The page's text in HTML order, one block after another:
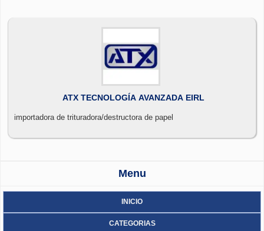
ATX TECNOLOGÍA AVANZADA EIRL
importadora de trituradora/destructora de papel
Menu
INICIO
CATEGORIAS